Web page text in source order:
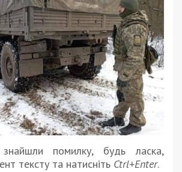
помилку, будь ласка,
тексту та натисніть Ctrl+Enter.